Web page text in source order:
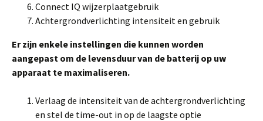
Connect IQ wijzerplaatgebruik
Achtergrondverlichting intensiteit en gebruik
Er zijn enkele instellingen die kunnen worden
aangepast om de levensduur van de batterij op uw
apparaat te maximaliseren.
Verlaag de intensiteit van de achtergrondverlichting
en stel de time-out in op de laagste optie